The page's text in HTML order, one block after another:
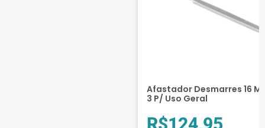
Afastador Desmarres 16
3 P/ Uso Geral